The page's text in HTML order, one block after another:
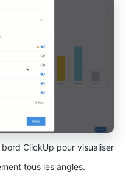
ClickUp pour visualiser
tous les angles.